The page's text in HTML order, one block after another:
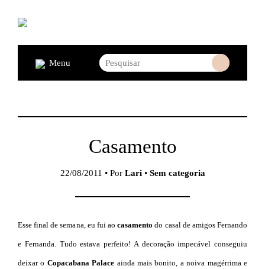
Menu
Casamento
22/08/2011 • Por Lari• Sem categoria
Esse final de semana, eu fui aocasamento do casal de amigos Fernando
e Fernanda. Tudo estava perfeito! A decoração impecável conseguiu
deixar o Copacabana Palace ainda mais bonito, a noiva magérrima e